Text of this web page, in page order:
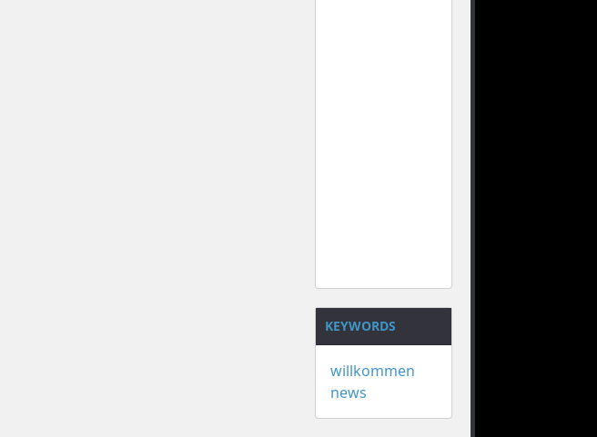
KEYWORDS
willkommen
news